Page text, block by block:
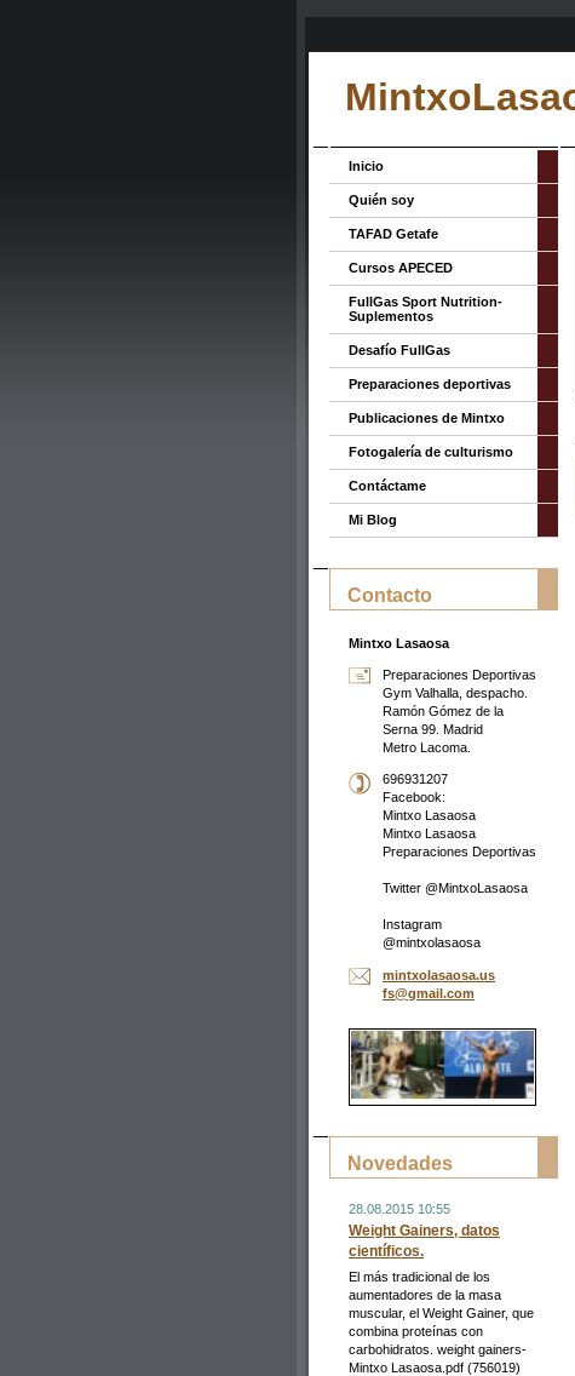
Inicio
Quién soy
TAFAD Getafe
Cursos APECED
FullGas Sport Nutrition-
Suplementos
Desafío FullGas
Preparaciones deportivas
Publicaciones de Mintxo
Fotogalería de culturismo
Contáctame
Mi Blog
Contacto
Mintxo Lasaosa
Preparaciones Deportivas
Gym Valhalla, despacho.
Ramón Gómez de la
Serna 99. Madrid
Metro Lacoma.
696931207
Facebook:
Mintxo Lasaosa
Mintxo Lasaosa
Preparaciones Deportivas
Twitter @MintxoLasaosa
Instagram
@mintxolasaosa
mintxolasaosa.us
fs@gmail.com
Novedades
28.08.2015 10:55
Weight Gainers, datos
científicos.
El más tradicional de los
aumentadores de la masa
muscular, el Weight Gainer, que
combina proteínas con
carbohidratos. weight gainers-
Mintxo Lasaosa.pdf (756019)